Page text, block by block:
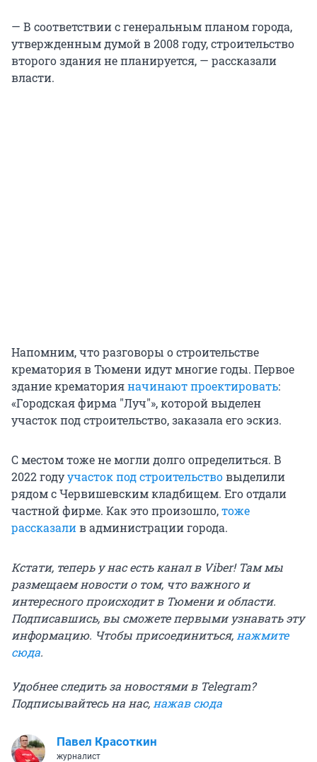
— В соответствии с генеральным планом города,
утвержденным думой в 2008 году, строительство
второго здания не планируется, — рассказали
власти.
Напомним, что разговоры о строительстве
крематория в Тюмени идут многие годы. Первое
здание крематорияначинают проектировать:
«Городская фирма "Луч"», которой выделен
участок под строительство, заказала его эскиз.
С местом тоже не могли долго определиться. В
2022 годуучасток под строительствовыделили
рядом с Червишевским кладбищем. Его отдали
частной фирме. Как это произошло,тоже
рассказалив администрации города.
Кстати, теперь у нас есть канал в Viber! Там мы
размещаем новости о том, что важного и
интересного происходит в Тюмени и области.
Подписавшись, вы сможете первыми узнавать эту
информацию. Чтобы присоединиться,нажмите
сюда.
Удобнее следить за новостями в Telegram?
Подписывайтесь на нас,нажав сюда
Павел Красоткин
журналист